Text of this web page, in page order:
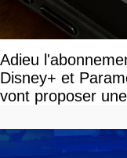
Adieu
Disney+ et
vont proposer